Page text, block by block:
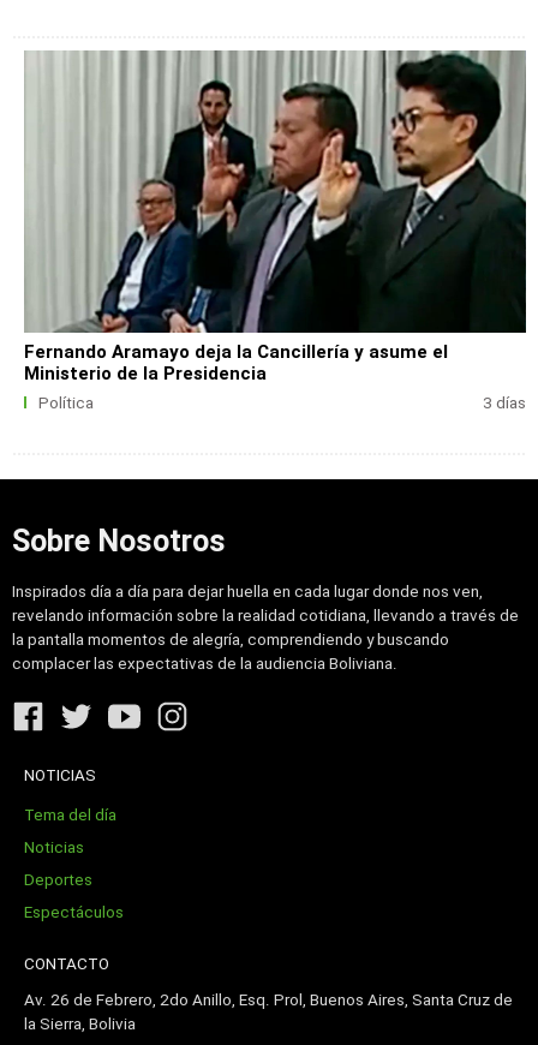
Fernando Aramayo deja la Cancillería y asume el
Ministerio de la Presidencia
Política 3 días
Sobre Nosotros
Inspirados día a día para dejar huella en cada lugar donde nos ven,
revelando información sobre la realidad cotidiana, llevando a través de
la pantalla momentos de alegría, comprendiendo y buscando
complacer las expectativas de la audiencia Boliviana.
NOTICIAS
Tema del día
Noticias
Deportes
Espectáculos
CONTACTO
Av. 26 de Febrero, 2do Anillo, Esq. Prol, Buenos Aires, Santa Cruz de
la Sierra, Bolivia